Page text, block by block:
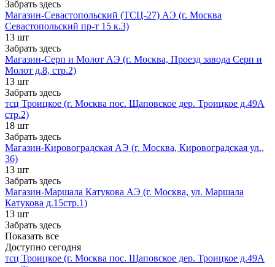
Забрать здесь
Магазин-Севастопольский (ТСЦ-27) АЭ (г. Москва
Севастопольский пр-т 15 к.3)
13 шт
Забрать здесь
Магазин-Серп и Молот АЭ (г. Москва, Проезд завода Серп и
Молот д.8, стр.2)
13 шт
Забрать здесь
тсц Троицкое (г. Москва пос. Щаповское дер. Троицкое д.49А
стр.2)
18 шт
Забрать здесь
Магазин-Кировоградская АЭ (г. Москва, Кировоградская ул.,
36)
13 шт
Забрать здесь
Магазин-Маршала Катукова АЭ (г. Москва, ул. Маршала
Катукова д.15стр.1)
13 шт
Забрать здесь
Показать все
Доступно сегодня
тсц Троицкое (г. Москва пос. Щаповское дер. Троицкое д.49А